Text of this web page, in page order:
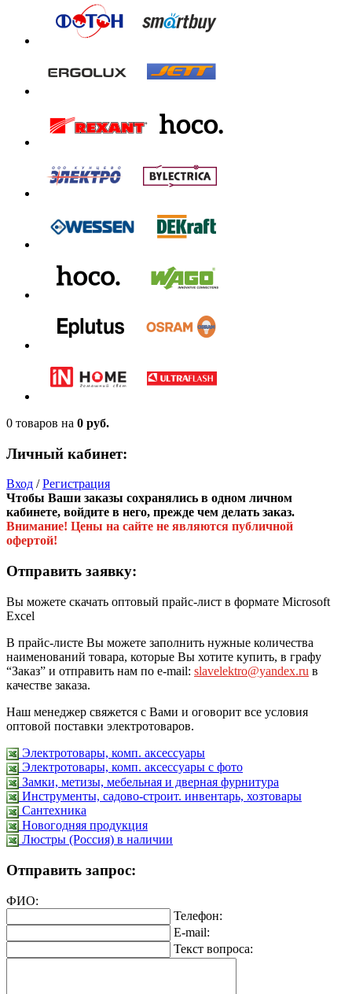
0 товаров на 0 руб.
Личный кабинет:
Вход /Регистрация
Чтобы Ваши заказы сохранялись в одном личном
кабинете, войдите в него, прежде чем делать заказ.
Внимание! Цены на сайте не являются публичной
офертой!
Отправить заявку:
Вы можете скачать оптовый прайс-лист в формате Microsoft
Excel
В прайс-листе Вы можете заполнить нужные количества
наименований товара, которые Вы хотите купить, в графу
“Заказ” и отправить нам по e-mail: slavelektro@yandex.ru в
качестве заказа.
Наш менеджер свяжется с Вами и оговорит все условия
оптовой поставки электротоваров.
Электротовары, комп. аксессуары
Электротовары, комп. аксессуары с фото
Замки, метизы, мебельная и дверная фурнитура
Инструменты, садово-строит. инвентарь, хозтовары
Сантехника
Новогодняя продукция
Люстры (Россия) в наличии
Отправить запрос:
ФИО:
Телефон:
E-mail:
Текст вопроса: